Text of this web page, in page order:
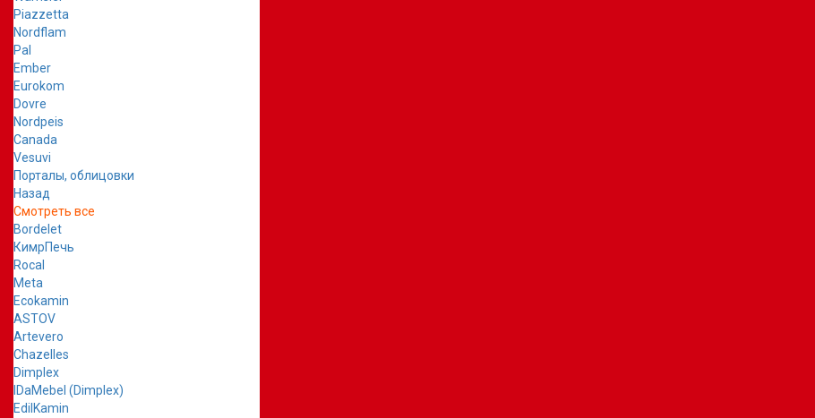
Piazzetta
Nordflam
Pal
Ember
Eurokom
Dovre
Nordpeis
Canada
Vesuvi
Порталы, облицовки
Назад
Смотреть все
Bordelet
КимрПечь
Rocal
Meta
Ecokamin
ASTOV
Artevero
Chazelles
Dimplex
IDaMebel (Dimplex)
EdilKamin